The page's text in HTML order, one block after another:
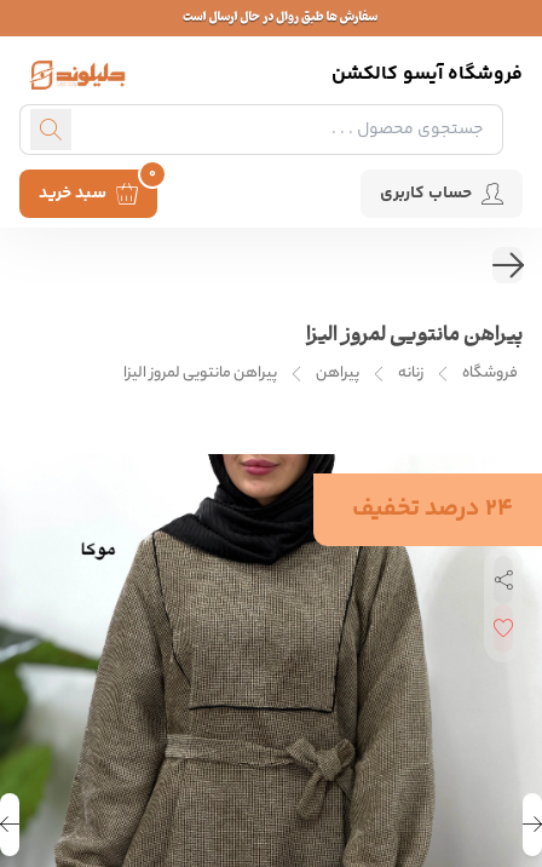
فروشگاه آیسو کالکشن
حساب کاربری سبد خرید
0
پیراهن مانتویی لمروز الیزا
فروشگاه زنانه پیراهن پیراهن مانتویی لمروز الیزا
24 درصد تخفیف